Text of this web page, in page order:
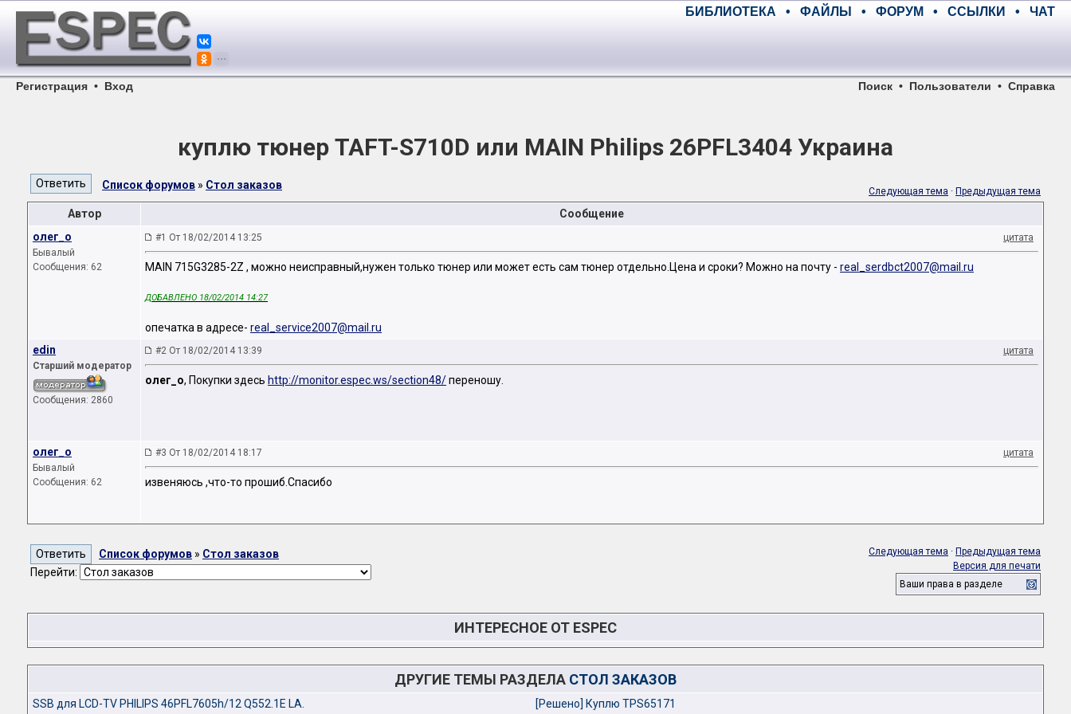
БИБЛИОТЕКА • ФАЙЛЫ • ФОРУМ • ССЫЛКИ • ЧАТ
Регистрация • Вход Поиск • Пользователи • Справка
куплю тюнер TAFT-S710D или MAIN Philips 26PFL3404 Украина
Список форумов » Стол заказов Следующая тема · Предыдущая тема
Автор
Сообщение
олег_о
Бывалый
Сообщения: 62
#1 От 18/02/2014 13:25 цитата
MAIN 715G3285-2Z , можно неисправный,нужен только тюнер или может есть сам тюнер отдельно.Цена и сроки? Можно на почту - real_serdbct2007@mail.ru
ДОБАВЛЕНО 18/02/2014 14:27
опечатка в адресе- real_service2007@mail.ru
edin
Старший модератор
Сообщения: 2860
#2 От 18/02/2014 13:39 цитата
олег_о, Покупки здесь http://monitor.espec.ws/section48/переношу.
олег_о
Бывалый
Сообщения: 62
#3 От 18/02/2014 18:17 цитата
извеняюсь ,что-то прошиб.Спасибо
Список форумов » Стол заказов
Перейти:
Следующая тема · Предыдущая тема
Версия для печати
Ваши права в разделе
ИНТЕРЕСНОЕ ОТ ESPEC
ДРУГИЕ ТЕМЫ РАЗДЕЛА СТОЛ ЗАКАЗОВ
SSB для LCD-TV PHILIPS 46PFL7605h/12 Q552.1E LA. [Решено] Куплю TPS65171